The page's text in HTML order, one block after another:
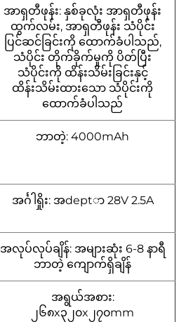
အာရှတီဖုန်း: နှစ်ခုလုံး အာရှတီဖုန်း
ထွက်လမ်း, အာရှတီဖုန်း သံပိုင်း
ပြင်ဆင်ခြင်းကို ထောက်ခံပါသည်,
သံပိုင်း တိုက်ခိုက်မှုကို ပိတ်ပြီး
သံပိုင်းကို ထိန်းသိမ်းခြင်းနှင့်
ထိန်းသိမ်းထားသော သံပိုင်းကို
ထောက်ခံပါသည်
ဘာတဲ့: 4000mAh
အင်္ဂါရှိုး: အdeptာ 28V 2.5A
အလုပ်လုပ်ချိန်: အများဆုံး 6-8 နာရီ
ဘာတဲ့ ကျောက်ရှိချိန်
အရွယ်အစား:
၂၆၈x၃၂၀x၂၇၀mm